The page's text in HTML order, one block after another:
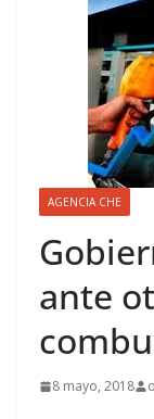
AGENCIA CHE
ante
8 mayo, 2018